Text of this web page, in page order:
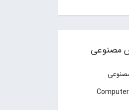
مصنوعی
بینایی ماشین (Computer